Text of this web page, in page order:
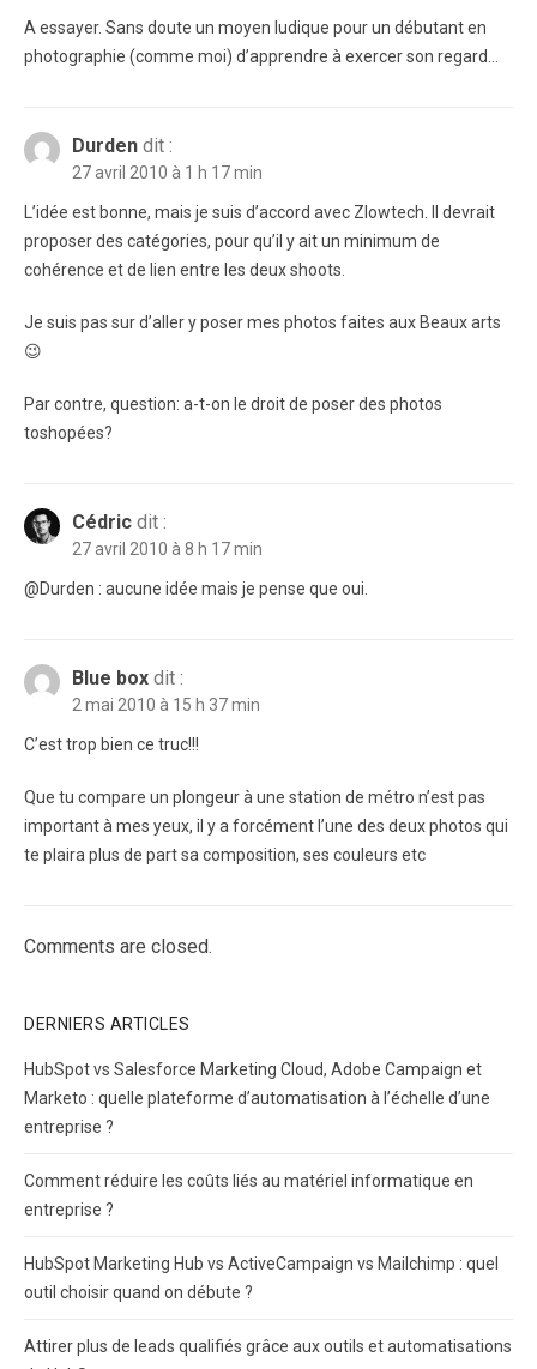
A essayer. Sans doute un moyen ludique pour un débutant en
photographie (comme moi) d’apprendre à exercer son regard…
Durden dit :
27 avril 2010 à 1 h 17 min
L’idée est bonne, mais je suis d’accord avec Zlowtech. Il devrait
proposer des catégories, pour qu’il y ait un minimum de
cohérence et de lien entre les deux shoots.
Je suis pas sur d’aller y poser mes photos faites aux Beaux arts
😉
Par contre, question: a-t-on le droit de poser des photos
toshopées?
Cédric dit :
27 avril 2010 à 8 h 17 min
@Durden : aucune idée mais je pense que oui.
Blue box dit :
2 mai 2010 à 15 h 37 min
C’est trop bien ce truc!!!
Que tu compare un plongeur à une station de métro n’est pas
important à mes yeux, il y a forcément l’une des deux photos qui
te plaira plus de part sa composition, ses couleurs etc
Comments are closed.
DERNIERS ARTICLES
HubSpot vs Salesforce Marketing Cloud, Adobe Campaign et
Marketo : quelle plateforme d’automatisation à l’échelle d’une
entreprise ?
Comment réduire les coûts liés au matériel informatique en
entreprise ?
HubSpot Marketing Hub vs ActiveCampaign vs Mailchimp : quel
outil choisir quand on débute ?
Attirer plus de leads qualifiés grâce aux outils et automatisations